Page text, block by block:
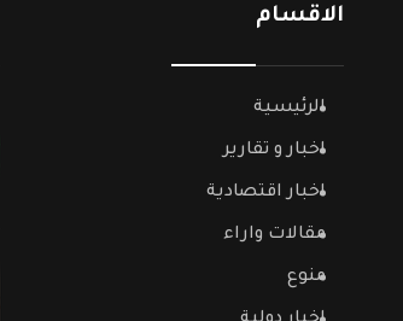
الاقسام
الرئيسية
اخبار و تقارير
اخبار اقتصادية
مقالات واراء
منوع